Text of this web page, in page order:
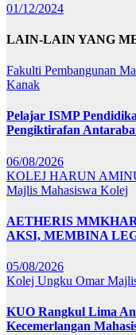
01/12/2024
LAIN-LAIN YANG
Fakulti Pembangunan
Kanak
Pelajar ISMP
Pengiktirafan
06/08/2026
KOLEJ HARUN
Majlis Mahasiswa Kolej
AETHERIS
AKSI, MEMBINA
05/08/2026
Kolej Ungku Omar
KUO Rangkul Lima
Kecemerlangan